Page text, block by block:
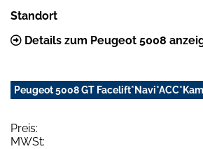
Standort
Details zum Peugeot 5008
Peugeot 5008 GT
Preis:
MWSt: